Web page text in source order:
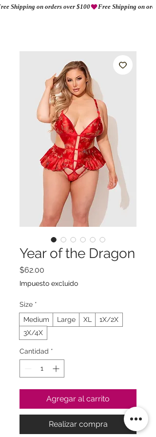
Shipping on orders over $100
Year of the Dragon
$62.00
Impuesto excluido
Size *
Medium
Large XL
1X/2X
3X/4X
Cantidad *
Agregar al carrito
Realizar compra